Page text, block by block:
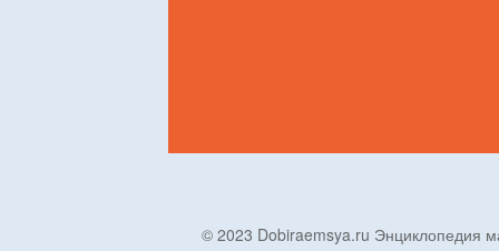
© 2023 Dobiraemsya.ru